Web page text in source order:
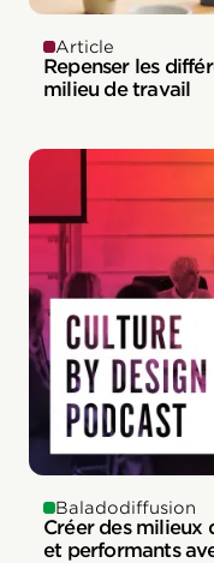
Article
Repenser les
milieu de travail
Baladodiffusion
Créer des milieux
et performants